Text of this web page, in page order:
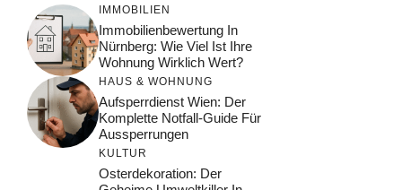
IMMOBILIEN
Immobilienbewertung In
Nürnberg: Wie Viel Ist Ihre
Wohnung Wirklich Wert?
HAUS & WOHNUNG
Aufsperrdienst Wien: Der
Komplette Notfall-Guide Für
Aussperrungen
KULTUR
Osterdekoration: Der